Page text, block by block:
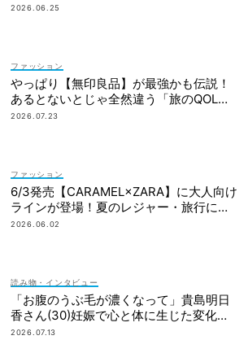
2026.06.25
ファッション
やっぱり【無印良品】が最強かも伝説！
あるとないとじゃ全然違う「旅のQOL爆
上げアイテム」
2026.07.23
ファッション
6/3発売【CARAMEL×ZARA】に大人向け
ラインが登場！夏のレジャー・旅行にも
おすすめ
2026.06.02
読み物・インタビュー
「お腹のうぶ毛が濃くなって」貴島明日
香さん(30)妊娠で心と体に生じた変化も
「愛しいです」
2026.07.13